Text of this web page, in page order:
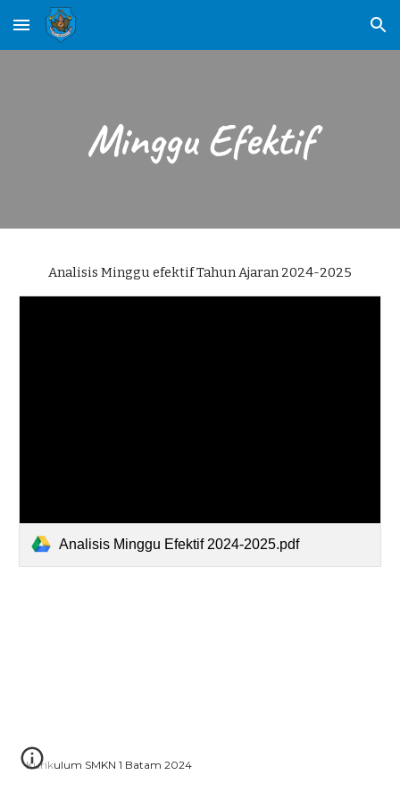
Skip to main content Skip to navigation
Minggu Efektif
Analisis Minggu efektif Tahun Ajaran 2024-2025
Analisis Minggu Efektif 2024-2025.pdf
Kurikulum SMKN 1 Batam 2024